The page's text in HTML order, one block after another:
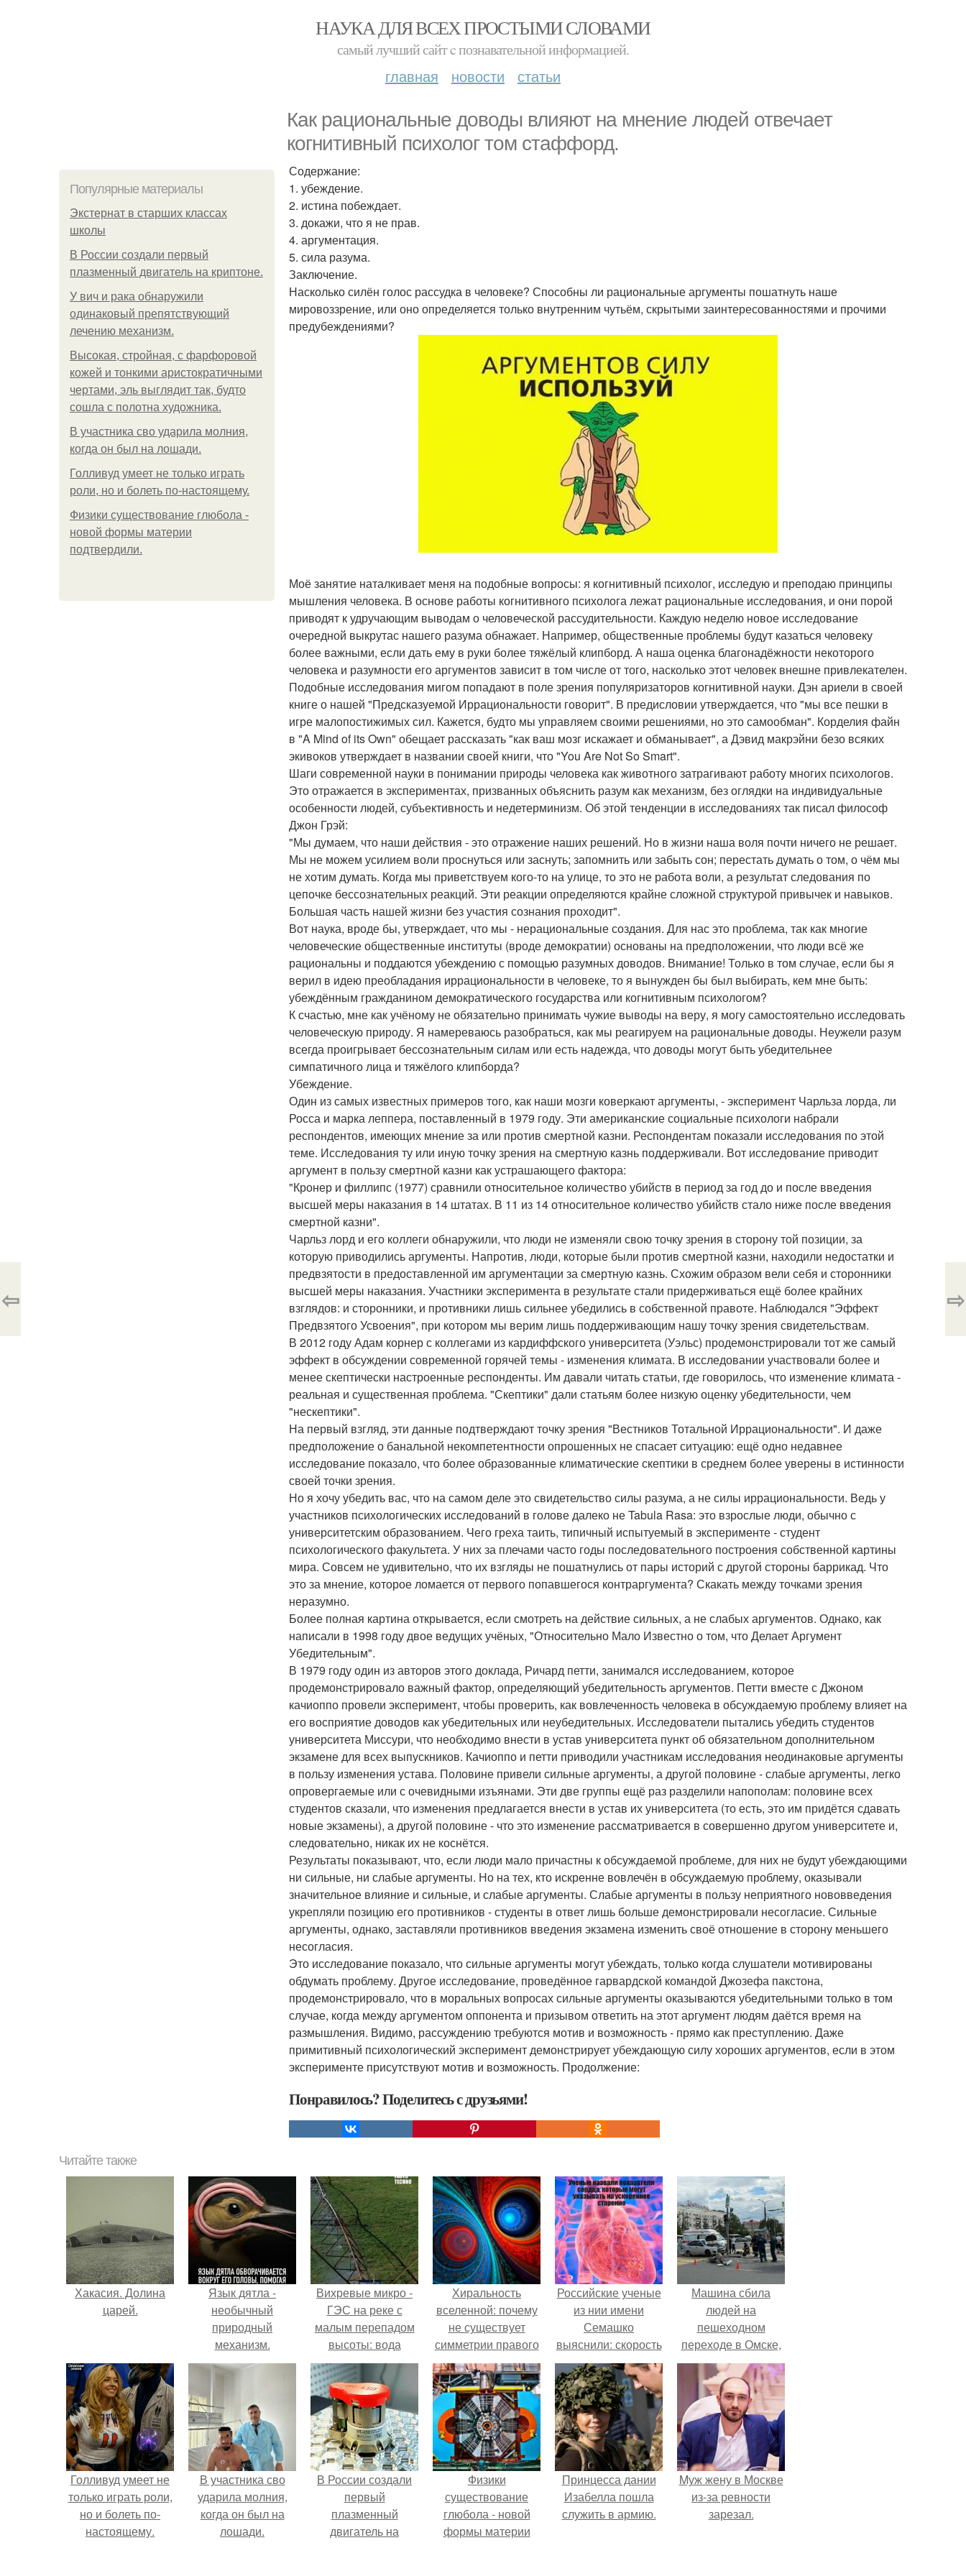
НАУКА ДЛЯ ВСЕХ ПРОСТЫМИ СЛОВАМИ
самый лучший сайт c познавательной информацией.
главная новости статьи
Как рациональные доводы влияют на мнение людей отвечает
когнитивный психолог том стаффорд.
Популярные материалы
Экстернат в старших классах
школы
В России создали первый
плазменный двигатель на криптоне.
У вич и рака обнаружили
одинаковый препятствующий
лечению механизм.
Высокая, стройная, с фарфоровой
кожей и тонкими аристократичными
чертами, эль выглядит так, будто
сошла с полотна художника.
В участника сво ударила молния,
когда он был на лошади.
Голливуд умеет не только играть
роли, но и болеть по-настоящему.
Физики существование глюбола -
новой формы материи
подтвердили.
Содержание:
1. убеждение.
2. истина побеждает.
3. докажи, что я не прав.
4. аргументация.
5. сила разума.
Заключение.
Насколько силён голос рассудка в человеке? Способны ли рациональные аргументы пошатнуть наше
мировоззрение, или оно определяется только внутренним чутьём, скрытыми заинтересованностями и прочими
предубеждениями?
Моё занятие наталкивает меня на подобные вопросы: я когнитивный психолог, исследую и преподаю принципы
мышления человека. В основе работы когнитивного психолога лежат рациональные исследования, и они порой
приводят к удручающим выводам о человеческой рассудительности. Каждую неделю новое исследование
очередной выкрутас нашего разума обнажает. Например, общественные проблемы будут казаться человеку
более важными, если дать ему в руки более тяжёлый клипборд. А наша оценка благонадёжности некоторого
человека и разумности его аргументов зависит в том числе от того, насколько этот человек внешне привлекателен.
Подобные исследования мигом попадают в поле зрения популяризаторов когнитивной науки. Дэн ариели в своей
книге о нашей "Предсказуемой Иррациональности говорит". В предисловии утверждается, что "мы все пешки в
игре малопостижимых сил. Кажется, будто мы управляем своими решениями, но это самообман". Корделия файн
в "A Mind of its Own" обещает рассказать "как ваш мозг искажает и обманывает", а Дэвид макрэйни безо всяких
экивоков утверждает в названии своей книги, что "You Are Not So Smart".
Шаги современной науки в понимании природы человека как животного затрагивают работу многих психологов.
Это отражается в экспериментах, призванных объяснить разум как механизм, без оглядки на индивидуальные
особенности людей, субъективность и недетерминизм. Об этой тенденции в исследованиях так писал философ
Джон Грэй:
"Мы думаем, что наши действия - это отражение наших решений. Но в жизни наша воля почти ничего не решает.
Мы не можем усилием воли проснуться или заснуть; запомнить или забыть сон; перестать думать о том, о чём мы
не хотим думать. Когда мы приветствуем кого-то на улице, то это не работа воли, а результат следования по
цепочке бессознательных реакций. Эти реакции определяются крайне сложной структурой привычек и навыков.
Большая часть нашей жизни без участия сознания проходит".
Вот наука, вроде бы, утверждает, что мы - нерациональные создания. Для нас это проблема, так как многие
человеческие общественные институты (вроде демократии) основаны на предположении, что люди всё же
рациональны и поддаются убеждению с помощью разумных доводов. Внимание! Только в том случае, если бы я
верил в идею преобладания иррациональности в человеке, то я вынужден бы был выбирать, кем мне быть:
убеждённым гражданином демократического государства или когнитивным психологом?
К счастью, мне как учёному не обязательно принимать чужие выводы на веру, я могу самостоятельно исследовать
человеческую природу. Я намереваюсь разобраться, как мы реагируем на рациональные доводы. Неужели разум
всегда проигрывает бессознательным силам или есть надежда, что доводы могут быть убедительнее
симпатичного лица и тяжёлого клипборда?
Убеждение.
Один из самых известных примеров того, как наши мозги коверкают аргументы, - эксперимент Чарльза лорда, ли
Росса и марка леппера, поставленный в 1979 году. Эти американские социальные психологи набрали
респондентов, имеющих мнение за или против смертной казни. Респондентам показали исследования по этой
теме. Исследования ту или иную точку зрения на смертную казнь поддерживали. Вот исследование приводит
аргумент в пользу смертной казни как устрашающего фактора:
"Кронер и филлипс (1977) сравнили относительное количество убийств в период за год до и после введения
высшей меры наказания в 14 штатах. В 11 из 14 относительное количество убийств стало ниже после введения
смертной казни".
Чарльз лорд и его коллеги обнаружили, что люди не изменяли свою точку зрения в сторону той позиции, за
которую приводились аргументы. Напротив, люди, которые были против смертной казни, находили недостатки и
предвзятости в предоставленной им аргументации за смертную казнь. Схожим образом вели себя и сторонники
высшей меры наказания. Участники эксперимента в результате стали придерживаться ещё более крайних
взглядов: и сторонники, и противники лишь сильнее убедились в собственной правоте. Наблюдался "Эффект
Предвзятого Усвоения", при котором мы верим лишь поддерживающим нашу точку зрения свидетельствам.
В 2012 году Адам корнер с коллегами из кардиффского университета (Уэльс) продемонстрировали тот же самый
эффект в обсуждении современной горячей темы - изменения климата. В исследовании участвовали более и
менее скептически настроенные респонденты. Им давали читать статьи, где говорилось, что изменение климата -
реальная и существенная проблема. "Скептики" дали статьям более низкую оценку убедительности, чем
"нескептики".
На первый взгляд, эти данные подтверждают точку зрения "Вестников Тотальной Иррациональности". И даже
предположение о банальной некомпетентности опрошенных не спасает ситуацию: ещё одно недавнее
исследование показало, что более образованные климатические скептики в среднем более уверены в истинности
своей точки зрения.
Но я хочу убедить вас, что на самом деле это свидетельство силы разума, а не силы иррациональности. Ведь у
участников психологических исследований в голове далеко не Tabula Rasa: это взрослые люди, обычно с
университетским образованием. Чего греха таить, типичный испытуемый в эксперименте - студент
психологического факультета. У них за плечами часто годы последовательного построения собственной картины
мира. Совсем не удивительно, что их взгляды не пошатнулись от пары историй с другой стороны баррикад. Что
это за мнение, которое ломается от первого попавшегося контраргумента? Скакать между точками зрения
неразумно.
Более полная картина открывается, если смотреть на действие сильных, а не слабых аргументов. Однако, как
написали в 1998 году двое ведущих учёных, "Относительно Мало Известно о том, что Делает Аргумент
Убедительным".
В 1979 году один из авторов этого доклада, Ричард петти, занимался исследованием, которое
продемонстрировало важный фактор, определяющий убедительность аргументов. Петти вместе с Джоном
качиоппо провели эксперимент, чтобы проверить, как вовлеченность человека в обсуждаемую проблему влияет на
его восприятие доводов как убедительных или неубедительных. Исследователи пытались убедить студентов
университета Миссури, что необходимо внести в устав университета пункт об обязательном дополнительном
экзамене для всех выпускников. Качиоппо и петти приводили участникам исследования неодинаковые аргументы
в пользу изменения устава. Половине привели сильные аргументы, а другой половине - слабые аргументы, легко
опровергаемые или с очевидными изъянами. Эти две группы ещё раз разделили напополам: половине всех
студентов сказали, что изменения предлагается внести в устав их университета (то есть, это им придётся сдавать
новые экзамены), а другой половине - что это изменение рассматривается в совершенно другом университете и,
следовательно, никак их не коснётся.
Результаты показывают, что, если люди мало причастны к обсуждаемой проблеме, для них не будут убеждающими
ни сильные, ни слабые аргументы. Но на тех, кто искренне вовлечён в обсуждаемую проблему, оказывали
значительное влияние и сильные, и слабые аргументы. Слабые аргументы в пользу неприятного нововведения
укрепляли позицию его противников - студенты в ответ лишь больше демонстрировали несогласие. Сильные
аргументы, однако, заставляли противников введения экзамена изменить своё отношение в сторону меньшего
несогласия.
Это исследование показало, что сильные аргументы могут убеждать, только когда слушатели мотивированы
обдумать проблему. Другое исследование, проведённое гарвардской командой Джозефа пакстона,
продемонстрировало, что в моральных вопросах сильные аргументы оказываются убедительными только в том
случае, когда между аргументом оппонента и призывом ответить на этот аргумент людям даётся время на
размышления. Видимо, рассуждению требуются мотив и возможность - прямо как преступлению. Даже
примитивный психологический эксперимент демонстрирует убеждающую силу хороших аргументов, если в этом
эксперименте присутствуют мотив и возможность. Продолжение:
Понравилось? Поделитесь с друзьями!
⇦ ⇨
Читайте также
Хакасия. Долина
царей.
Язык дятла -
необычный
природный
механизм.
Вихревые микро -
ГЭС на реке с
малым перепадом
высоты: вода
закручивается в
бетонной камере и
вращает
вертикальную
турбину.
Хиральность
вселенной: почему
не существует
симметрии правого
и левого.
Российские ученые
из нии имени
Семашко
выяснили: скорость
старения напрямую
зависит от
состояния сосудов
и работы сердца.
Машина сбила
людей на
пешеходном
переходе в Омске,
пострадали 8
человек.
Голливуд умеет не
только играть роли,
но и болеть по-
настоящему.
В участника сво
ударила молния,
когда он был на
лошади.
В России создали
первый
плазменный
двигатель на
Физики
существование
глюбола - новой
формы материи
Принцесса дании
Изабелла пошла
служить в армию.
Mуж жену в Москве
из-за ревности
зарезал.